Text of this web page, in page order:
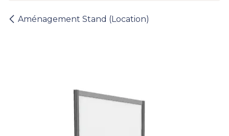
Aménagement Stand (Location)